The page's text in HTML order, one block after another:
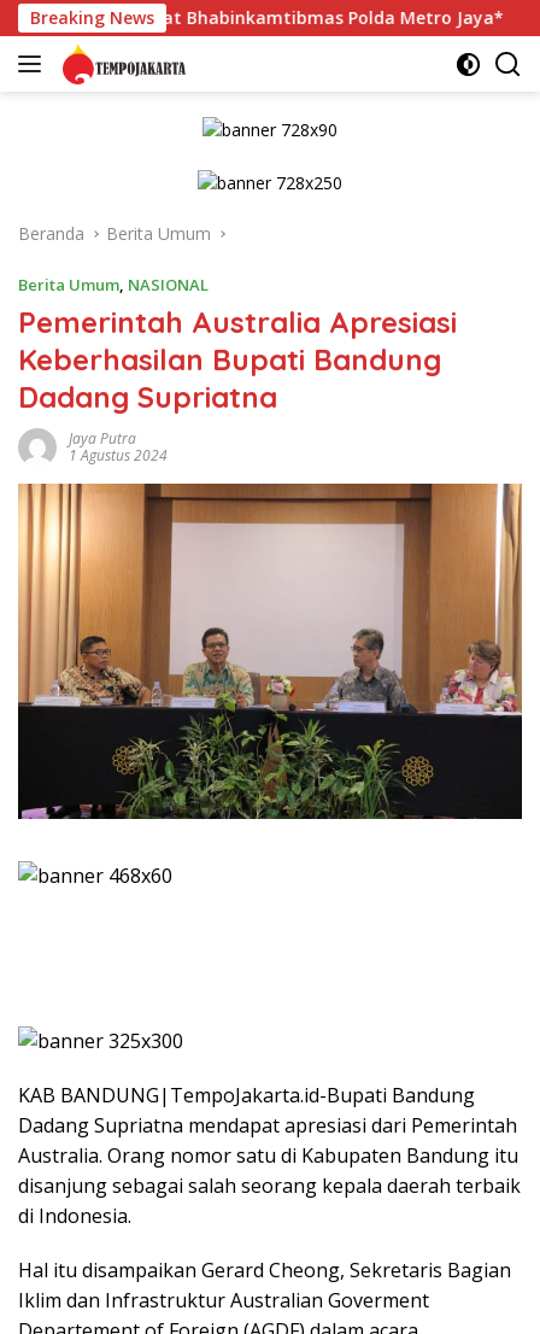
Langsung
ke
konten
Breaking News
Bhabinkamtibmas Polda Metro Jaya* Sudin PPAPP
Beranda Berita Umum
Berita Umum NASIONAL
Pemerintah Australia Apresiasi
Keberhasilan Bupati Bandung
Dadang Supriatna
Jaya Putra
1 Agustus 2024
KAB BANDUNG|TempoJakarta.id-Bupati Bandung
Dadang Supriatna mendapat apresiasi dari Pemerintah
Australia. Orang nomor satu di Kabupaten Bandung itu
disanjung sebagai salah seorang kepala daerah terbaik
di Indonesia.
Hal itu disampaikan Gerard Cheong, Sekretaris Bagian
Iklim dan Infrastruktur Australian Goverment